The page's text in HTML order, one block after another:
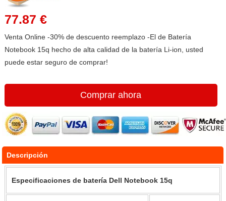
77.87 €
Venta Online -30% de descuento reemplazo -El de Batería
Notebook 15q hecho de alta calidad de la batería Li-ion, usted
puede estar seguro de comprar!
Comprar ahora
Descripción
Especificaciones de batería Dell Notebook 15q